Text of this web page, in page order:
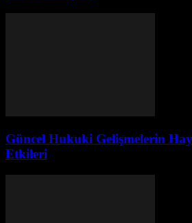
Güncel Hukuki Gelişmelerin
Etkileri